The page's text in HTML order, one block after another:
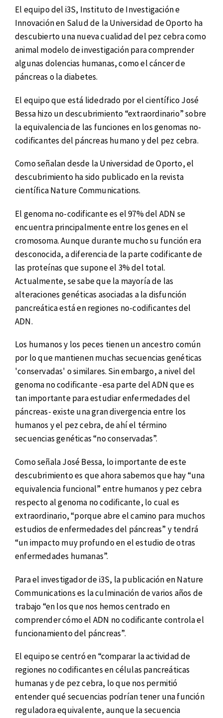
El equipo del i3S, Instituto de Investigación e
Innovación en Salud de la Universidad de Oporto ha
descubierto una nueva cualidad del pez cebra como
animal modelo de investigación para comprender
algunas dolencias humanas, como el cáncer de
páncreas o la diabetes.
El equipo que está lidedrado por el científico José
Bessa hizo un descubrimiento “extraordinario” sobre
la equivalencia de las funciones en los genomas no-
codificantes del páncreas humano y del pez cebra.
Como señalan desde la Universidad de Oporto, el
descubrimiento ha sido publicado en la revista
científica Nature Communications.
El genoma no-codificante es el 97% del ADN se
encuentra principalmente entre los genes en el
cromosoma. Aunque durante mucho su función era
desconocida, a diferencia de la parte codificante de
las proteínas que supone el 3% del total.
Actualmente, se sabe que la mayoría de las
alteraciones genéticas asociadas a la disfunción
pancreática está en regiones no-codificantes del
ADN.
Los humanos y los peces tienen un ancestro común
por lo que mantienen muchas secuencias genéticas
'conservadas' o similares. Sin embargo, a nivel del
genoma no codificante -esa parte del ADN que es
tan importante para estudiar enfermedades del
páncreas- existe una gran divergencia entre los
humanos y el pez cebra, de ahí el término
secuencias genéticas “no conservadas”.
Como señala José Bessa, lo importante de este
descubrimiento es que ahora sabemos que hay “una
equivalencia funcional” entre humanos y pez cebra
respecto al genoma no codificante, lo cual es
extraordinario, “porque abre el camino para muchos
estudios de enfermedades del páncreas” y tendrá
“un impacto muy profundo en el estudio de otras
enfermedades humanas”.
Para el investigador de i3S, la publicación en Nature
Communications es la culminación de varios años de
trabajo “en los que nos hemos centrado en
comprender cómo el ADN no codificante controla el
funcionamiento del páncreas”.
El equipo se centró en “comparar la actividad de
regiones no codificantes en células pancreáticas
humanas y de pez cebra, lo que nos permitió
entender qué secuencias podrían tener una función
reguladora equivalente, aunque la secuencia